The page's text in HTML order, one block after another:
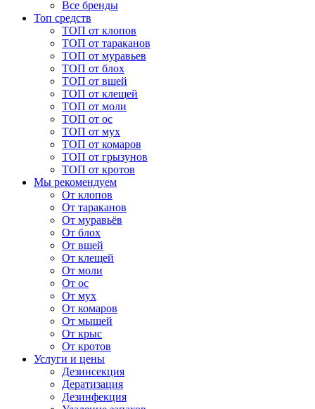
Все бренды
Топ средств
ТОП от клопов
ТОП от тараканов
ТОП от муравьев
ТОП от блох
ТОП от вшей
ТОП от клещей
ТОП от моли
ТОП от ос
ТОП от мух
ТОП от комаров
ТОП от грызунов
ТОП от кротов
Мы рекомендуем
От клопов
От тараканов
От муравьёв
От блох
От вшей
От клещей
От моли
От ос
От мух
От комаров
От мышей
От крыс
От кротов
Услуги и цены
Дезинсекция
Дератизация
Дезинфекция